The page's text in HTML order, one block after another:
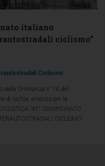
italiano
ciclismo”
Ciclismo
della Ordinanza n°74 del
di Ischia, emessa per la
“45° CAMPIONATO
CICLISMO”